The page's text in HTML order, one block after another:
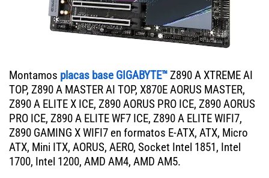
Montamos placas base GIGABYTE™Z890 A XTREME AI
TOP, Z890 A MASTER AI TOP, X870E AORUS MASTER,
Z890 A ELITE X ICE, Z890 AORUS PRO ICE, Z890 AORUS
PRO ICE, Z890 A ELITE WF7 ICE, Z890 A ELITE WIFI7,
Z890 GAMING X WIFI7 en formatos E-ATX, ATX, Micro
ATX, Mini ITX, AORUS, AERO, Socket Intel 1851, Intel
1700, Intel 1200, AMD AM4, AMD AM5.